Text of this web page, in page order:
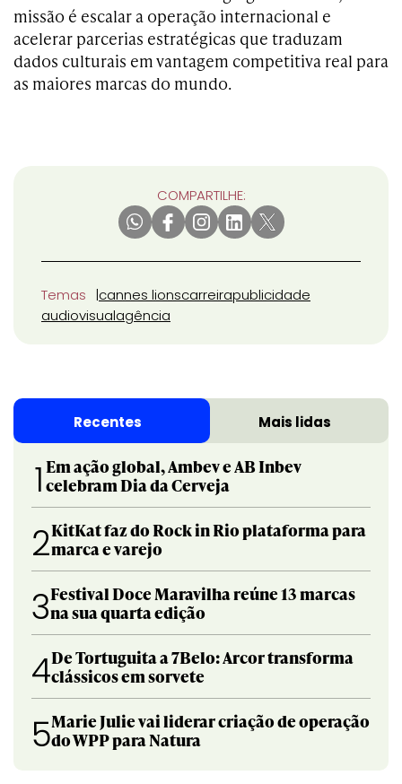
missão é escalar a operação internacional e
acelerar parcerias estratégicas que traduzam
dados culturais em vantagem competitiva real para
as maiores marcas do mundo.
COMPARTILHE:
Temas cannes lionscarreirapublicidade
audiovisualagência
Recentes Mais lidas
1 Em ação global, Ambev e AB Inbev
celebram Dia da Cerveja
2KitKat faz do Rock in Rio plataforma para
marca e varejo
3Festival Doce Maravilha reúne 13 marcas
na sua quarta edição
4De Tortuguita a 7Belo: Arcor transforma
clássicos em sorvete
5Marie Julie vai liderar criação de operação
do WPP para Natura